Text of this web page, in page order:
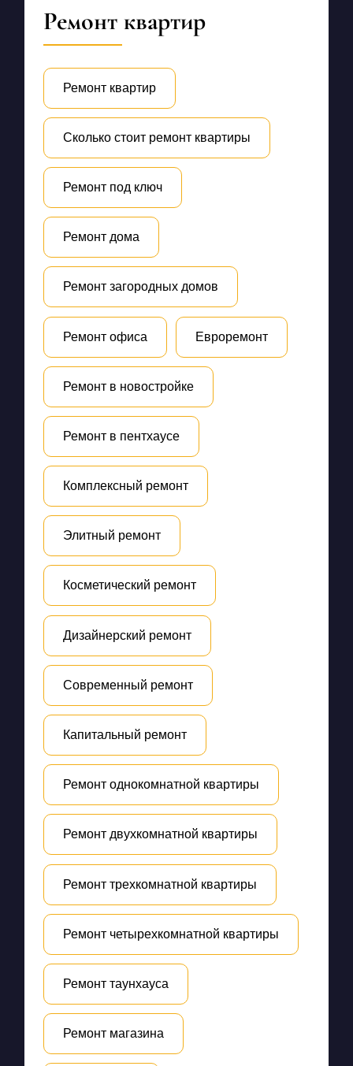
Ремонт квартир
Ремонт квартир
Сколько стоит ремонт квартиры
Ремонт под ключ
Ремонт дома
Ремонт загородных домов
Ремонт офиса Евроремонт
Ремонт в новостройке
Ремонт в пентхаусе
Комплексный ремонт
Элитный ремонт
Косметический ремонт
Дизайнерский ремонт
Современный ремонт
Капитальный ремонт
Ремонт однокомнатной квартиры
Ремонт двухкомнатной квартиры
Ремонт трехкомнатной квартиры
Ремонт четырехкомнатной квартиры
Ремонт таунхауса
Ремонт магазина